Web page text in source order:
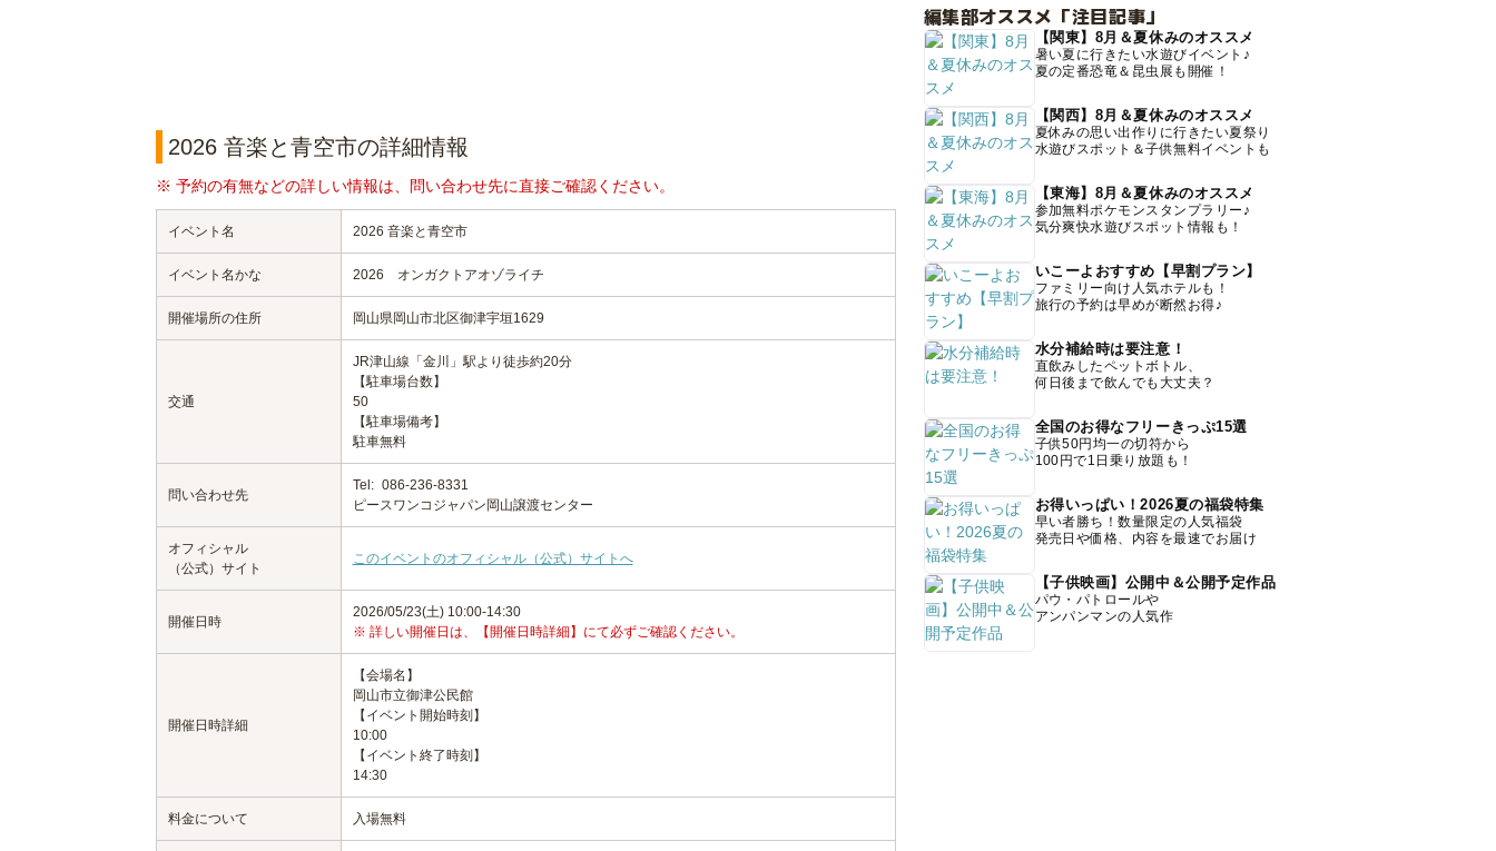
2026 音楽と青空市の詳細情報
※ 予約の有無などの詳しい情報は、問い合わせ先に直接ご確認ください。
イベント名 2026 音楽と青空市
イベント名かな 2026 オンガクトアオゾライチ
開催場所の住所 岡山県岡山市北区御津宇垣1629
交通
JR津山線「金川」駅より徒歩約20分
【駐車場台数】
50
【駐車場備考】
駐車無料
問い合わせ先
Tel: 086-236-8331
ピースワンコジャパン岡山譲渡センター
オフィシャル
（公式）サイト
このイベントのオフィシャル（公式）サイトへ
開催日時
2026/05/23(土) 10:00-14:30
※ 詳しい開催日は、【開催日時詳細】にて必ずご確認ください。
開催日時詳細
【会場名】
岡山市立御津公民館
【イベント開始時刻】
10:00
【イベント終了時刻】
14:30
料金について 入場無料
編集部オススメ「注目記事」
【関東】8月＆夏休みのオススメ
暑い夏に行きたい水遊びイベント♪
夏の定番恐竜＆昆虫展も開催！
【関西】8月＆夏休みのオススメ
夏休みの思い出作りに行きたい夏祭り
水遊びスポット＆子供無料イベントも
【東海】8月＆夏休みのオススメ
参加無料ポケモンスタンプラリー♪
気分爽快水遊びスポット情報も！
いこーよおすすめ【早割プラン】
ファミリー向け人気ホテルも！
旅行の予約は早めが断然お得♪
水分補給時は要注意！
直飲みしたペットボトル、
何日後まで飲んでも大丈夫？
全国のお得なフリーきっぷ15選
子供50円均一の切符から
100円で1日乗り放題も！
お得いっぱい！2026夏の福袋特集
早い者勝ち！数量限定の人気福袋
発売日や価格、内容を最速でお届け
【子供映画】公開中＆公開予定作品
パウ・パトロールや
アンパンマンの人気作